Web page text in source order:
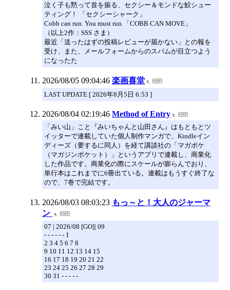
泣く子も黙って首を振る、セクシー＆モンドな鮫シュー
ティング！ 「セクシーシャーク」
Cobb can run. You must run.「COBB CAN MOVE」
（以上2作：SSS さま）
最近「送ったはずの投稿レビューが届かない」との報を
受け、また、メールフォームからのスパムが目立つよう
になったた
2026/08/05 09:04:46 楽画喜堂
LAST UPDATE [ 2026年8月5日 6:53 ]
2026/08/04 02:19:46 Method of Entry
「みい山」こと『みいちゃんと山田さん』はもともとツ
イッターで連載していた個人制作マンガで、Kindleイン
ディーズ（要するに同人）を経て講談社の「マガポケ
（マガジンポケット）」というアプリで連載し、商業化
した作品です。商業化の際にスケールが膨らんでおり、
単行本はこれまでに6冊出ている。連載はもうすぐ終了な
ので、7巻で完結です。
2026/08/03 08:03:23 もっ～と！大人のジャーマ
ン
07 | 2026/08 [GO]| 09
- - - - - - 1
2 3 4 5 6 7 8
9 10 11 12 13 14 15
16 17 18 19 20 21 22
23 24 25 26 27 28 29
30 31 - - - - -